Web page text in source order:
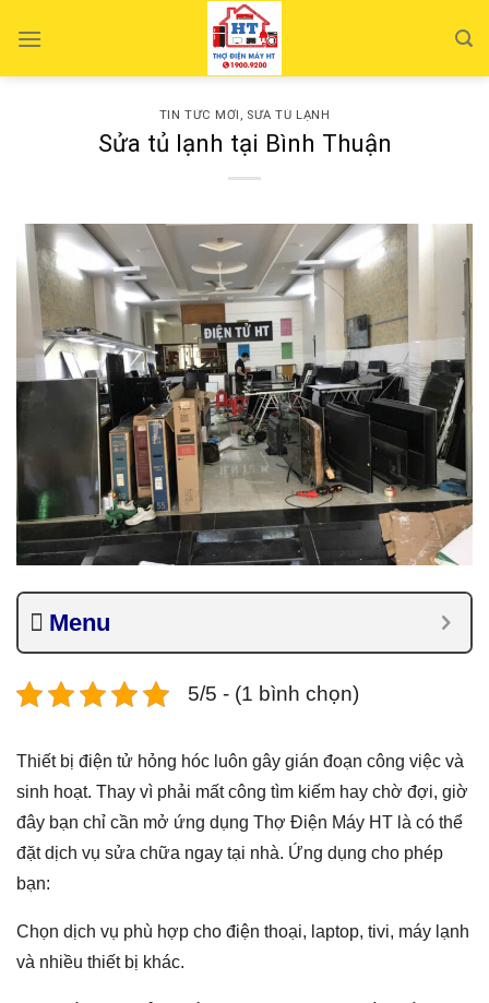
TIN TỨC MỚI , SỬA TỦ LẠNH
Sửa tủ lạnh tại Bình Thuận
Menu
5/5 - (1 bình chọn)
Thiết bị điện tử hỏng hóc luôn gây gián đoạn công việc và
sinh hoạt. Thay vì phải mất công tìm kiếm hay chờ đợi, giờ
đây bạn chỉ cần mở ứng dụng Thợ Điện Máy HT là có thể
đặt dịch vụ sửa chữa ngay tại nhà. Ứng dụng cho phép
bạn:
Chọn dịch vụ phù hợp cho điện thoại, laptop, tivi, máy lạnh
và nhiều thiết bị khác.